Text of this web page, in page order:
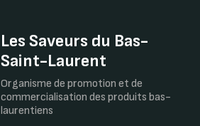
Les Saveurs du Bas-
Saint-Laurent
Organisme de promotion et de
commercialisation des produits bas-
laurentiens